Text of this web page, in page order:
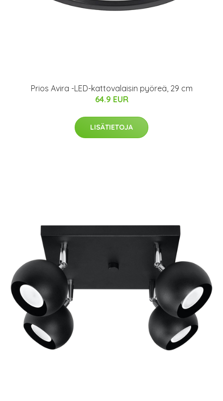
Prios Avira -LED-kattovalaisin pyöreä, 29 cm
64.9 EUR
LISÄTIETOJA